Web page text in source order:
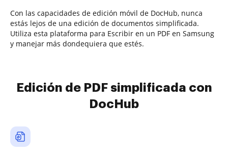
Con las capacidades de edición móvil de DocHub, nunca
estás lejos de una edición de documentos simplificada.
Utiliza esta plataforma para Escribir en un PDF en Samsung
y manejar más dondequiera que estés.
Edición de PDF simplificada con
DocHub